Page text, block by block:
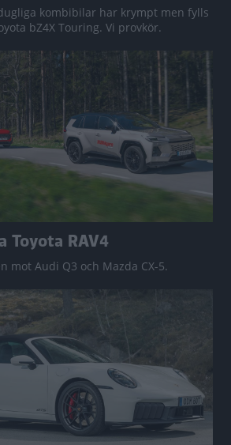
kombibilar har krympt men fylls
bZ4X Touring. Vi provkör.
Toyota RAV4
mot Audi Q3 och Mazda CX-5.